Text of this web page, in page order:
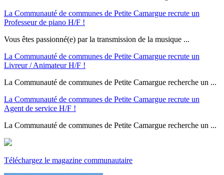
La Communauté de communes de Petite Camargue recrute un
Professeur de piano H/F !
Vous êtes passionné(e) par la transmission de la musique ...
La Communauté de communes de Petite Camargue recrute un
Livreur / Animateur H/F !
La Communauté de communes de Petite Camargue recherche un ...
La Communauté de communes de Petite Camargue recrute un
Agent de service H/F !
La Communauté de communes de Petite Camargue recherche un ...
Téléchargez le magazine communautaire